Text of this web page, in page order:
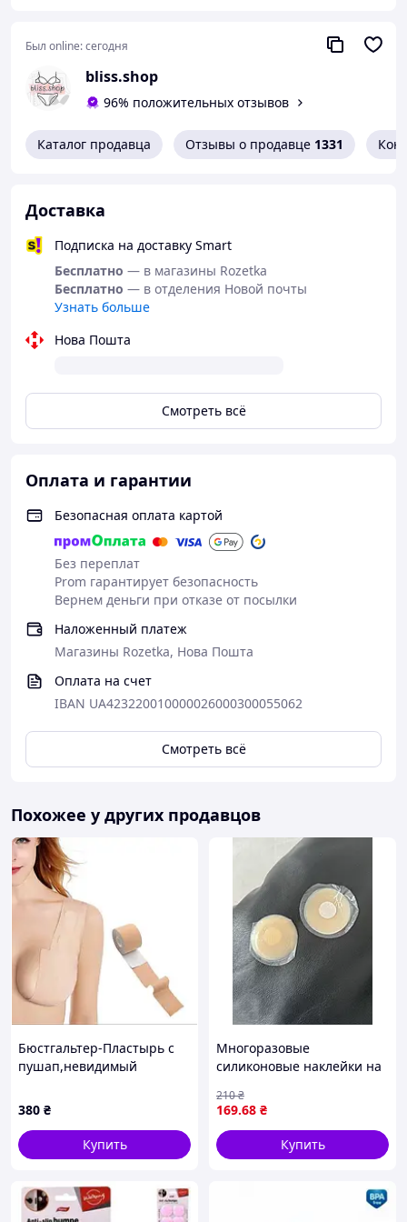
Диаметр 6,5 см — для чашки A/B
Диаметр 10 см — для чашки C/D
Преимущества:
Незаметны под одеждой
Комфортны в носке
использования
Удобная альтернатива классическому
бюстгальтеру
Уход: после использования промыть
теплой водой без агрессивных средств,
высушить естественным способом и
хранить на защитной пленке.
Был online:сегодня
bliss.shop
96% положительных отзывов
Каталог продавца Отзывы о продавце 1331
Доставка
Подписка на доставку Smart
Бесплатно — в магазины Rozetka
Бесплатно — в отделения Новой почты
Узнать больше
Нова Пошта
Смотреть всё
Оплата и гарантии
Безопасная оплата картой
Без переплат
Prom гарантирует безопасность
Вернем деньги при отказе от посылки
Наложенный платеж
Магазины Rozetka, Нова Пошта
Оплата на счет
IBAN UA423220010000026000300055062
Смотреть всё
Похожее у других продавцов
Бюстгальтер-Пластырь с
пушап,невидимый
Кинезиотейп для
подтягивания груди
380 ₴
Купить
Многоразовые
силиконовые наклейки на
см (943232)
169.68 ₴
210₴
Купить